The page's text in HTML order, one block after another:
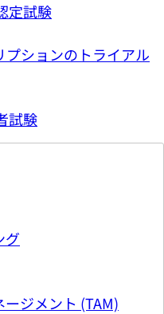
定試験
ションのトライアル
試験
グ
ジメント (TAM)